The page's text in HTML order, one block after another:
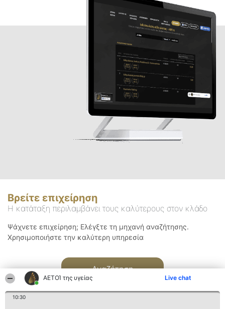
ΑΕΤΟΊ της υγείας Live chat
10:30
Βρείτε επιχείρηση
Η κατάταξη περιλαμβάνει τους καλύτερους στον κλάδο
Ψάχνετε επιχείρηση; Ελέγξτε τη μηχανή αναζήτησης.
Χρησιμοποιήστε την καλύτερη υπηρεσία
Αναζήτηση